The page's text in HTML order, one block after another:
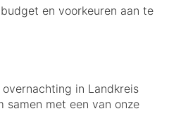
en voorkeuren aan te
in Landkreis
samen met een van onze